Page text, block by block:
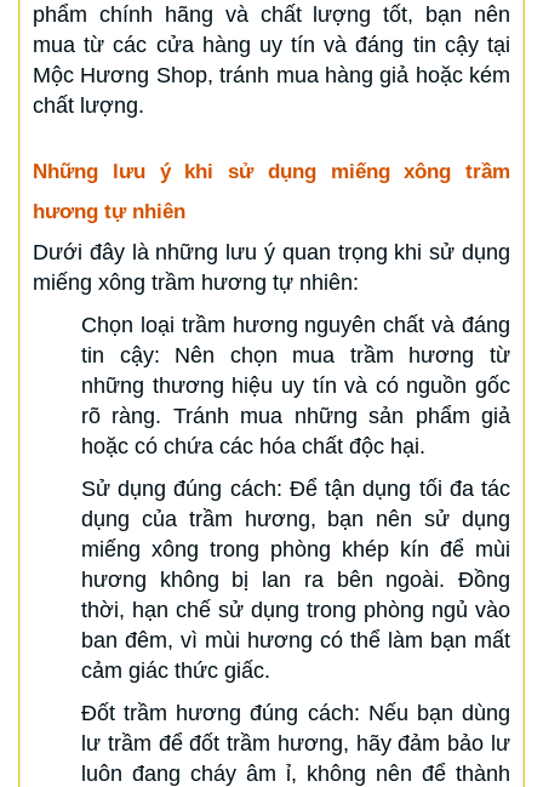
phẩm chính hãng và chất lượng tốt, bạn nên
mua từ các cửa hàng uy tín và đáng tin cậy tại
Mộc Hương Shop, tránh mua hàng giả hoặc kém
chất lượng.
Những lưu ý khi sử dụng miếng xông trầm
hương tự nhiên
Dưới đây là những lưu ý quan trọng khi sử dụng
miếng xông trầm hương tự nhiên:
Chọn loại trầm hương nguyên chất và đáng
tin cậy: Nên chọn mua trầm hương từ
những thương hiệu uy tín và có nguồn gốc
rõ ràng. Tránh mua những sản phẩm giả
hoặc có chứa các hóa chất độc hại.
Sử dụng đúng cách: Để tận dụng tối đa tác
dụng của trầm hương, bạn nên sử dụng
miếng xông trong phòng khép kín để mùi
hương không bị lan ra bên ngoài. Đồng
thời, hạn chế sử dụng trong phòng ngủ vào
ban đêm, vì mùi hương có thể làm bạn mất
cảm giác thức giấc.
Đốt trầm hương đúng cách: Nếu bạn dùng
lư trầm để đốt trầm hương, hãy đảm bảo lư
luôn đang cháy âm ỉ, không nên để thành